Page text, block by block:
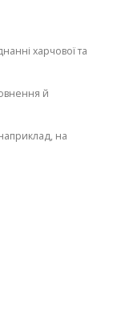
харчової та
й
наприклад, на